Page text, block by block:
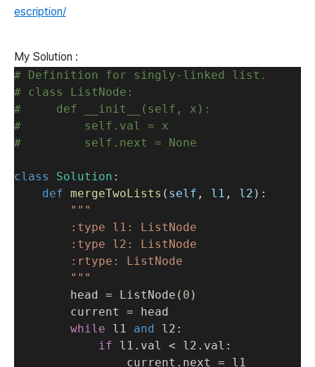
escription/
My Solution :
# Definition for singly-linked list.
# class ListNode:
#     def __init__(self, x):
#         self.val = x
#         self.next = None
class Solution :
def mergeTwoLists ( self , l1 , l2 ):
"""
        :type l1: ListNode
        :type l2: ListNode
        :rtype: ListNode
        """
        head = ListNode(
0 )
        current = head
while l1 and l2:
if l1.val < l2.val:
                current.next = l1